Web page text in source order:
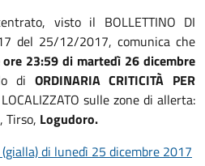
visto il BOLLETTINO DI
del 25/12/2017, comunica che
23:59 di martedì 26 dicembre
di ORDINARIA CRITICITÀ PER
LOCALIZZATO sulle zone di allerta:
Tirso, Logudoro.
di lunedì 25 dicembre 2017